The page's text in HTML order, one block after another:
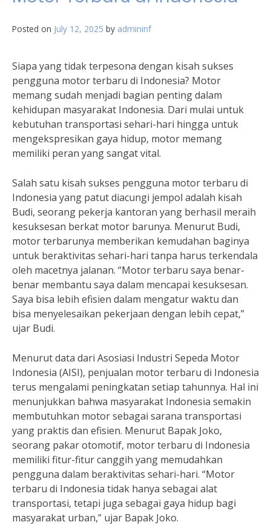
Posted on July 12, 2025 by admininf
Siapa yang tidak terpesona dengan kisah sukses
pengguna motor terbaru di Indonesia? Motor
memang sudah menjadi bagian penting dalam
kehidupan masyarakat Indonesia. Dari mulai untuk
kebutuhan transportasi sehari-hari hingga untuk
mengekspresikan gaya hidup, motor memang
memiliki peran yang sangat vital.
Salah satu kisah sukses pengguna motor terbaru di
Indonesia yang patut diacungi jempol adalah kisah
Budi, seorang pekerja kantoran yang berhasil meraih
kesuksesan berkat motor barunya. Menurut Budi,
motor terbarunya memberikan kemudahan baginya
untuk beraktivitas sehari-hari tanpa harus terkendala
oleh macetnya jalanan. “Motor terbaru saya benar-
benar membantu saya dalam mencapai kesuksesan.
Saya bisa lebih efisien dalam mengatur waktu dan
bisa menyelesaikan pekerjaan dengan lebih cepat,”
ujar Budi.
Menurut data dari Asosiasi Industri Sepeda Motor
Indonesia (AISI), penjualan motor terbaru di Indonesia
terus mengalami peningkatan setiap tahunnya. Hal ini
menunjukkan bahwa masyarakat Indonesia semakin
membutuhkan motor sebagai sarana transportasi
yang praktis dan efisien. Menurut Bapak Joko,
seorang pakar otomotif, motor terbaru di Indonesia
memiliki fitur-fitur canggih yang memudahkan
pengguna dalam beraktivitas sehari-hari. “Motor
terbaru di Indonesia tidak hanya sebagai alat
transportasi, tetapi juga sebagai gaya hidup bagi
masyarakat urban,” ujar Bapak Joko.